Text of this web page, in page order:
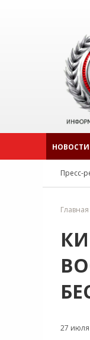
НОВОСТИ
Пресс-
Главная
27